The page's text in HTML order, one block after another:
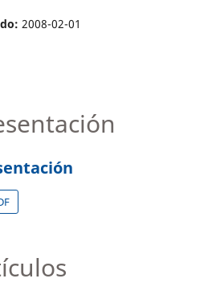
2008-02-01